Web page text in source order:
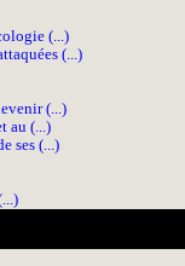
(...)
(...)
(...)
au (...)
ses (...)